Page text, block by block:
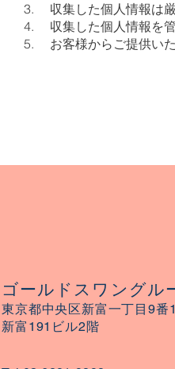
収集した個人情報は
収集した個人情報を
お客様からご提供い
ゴールドスワングル
​東京都中央区新富一丁目9番
新富191ビル2階